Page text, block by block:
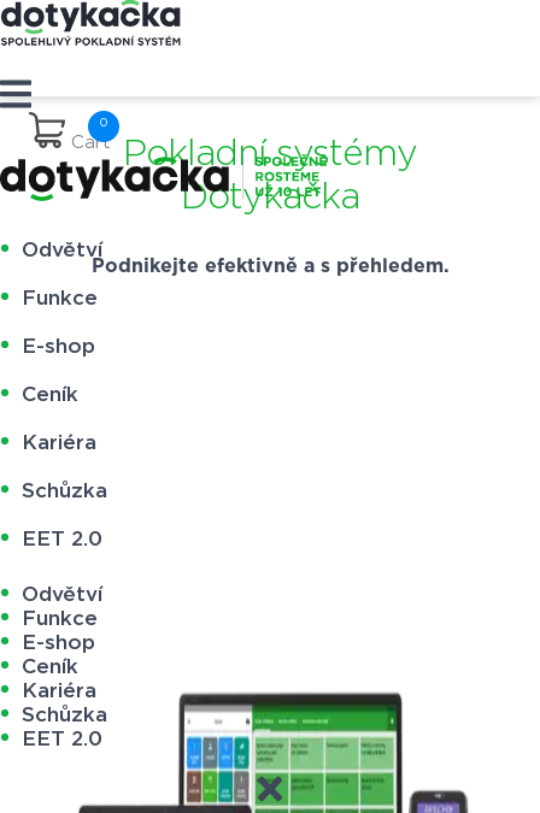
Cart
Odvětví
Funkce
E-shop
Ceník
Kariéra
Schůzka
EET 2.0
Odvětví
Funkce
E-shop
Ceník
Kariéra
Schůzka
EET 2.0
Pokladní systémy
Dotykačka
Podnikejte efektivně a s přehledem.